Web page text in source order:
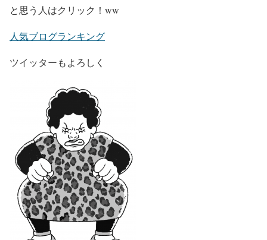
と思う人はクリック！ww
人気ブログランキング
ツイッターもよろしく